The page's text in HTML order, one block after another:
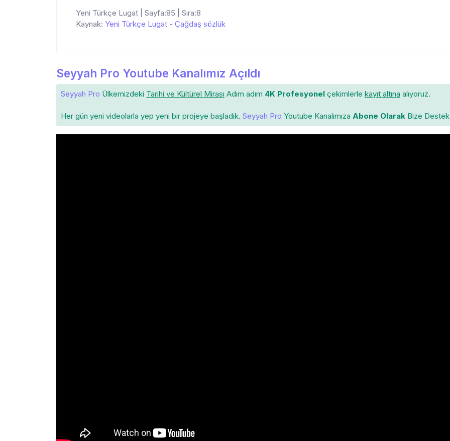
Yeni Türkçe Lugat | Sayfa:85 | Sıra:8
Kaynak: Yeni Türkçe Lugat - Çağdaş sözlük
Seyyah Pro Youtube Kanalımız Açıldı
Seyyah Pro Ülkemizdeki Tarihi ve Kültürel Mirası Adım adım 4K Profesyonel çekimlerle kayıt altına alıyoruz.
Her gün yeni videolarla yep yeni bir projeye başladık. Seyyah Pro Youtube Kanalımıza Abone Olarak Bize Destek